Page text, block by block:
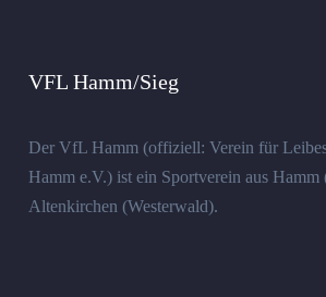
VFL Hamm/Sieg
Der VfL Hamm (offiziell: Verein für
Hamm e.V.) ist ein Sportverein aus
Altenkirchen (Westerwald).